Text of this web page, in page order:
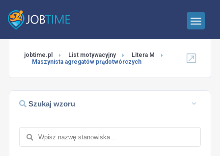
jobtime.pl List motywacyjny
Litera M
Maszynista agregatów prądotwórczych
Szukaj wzoru